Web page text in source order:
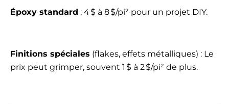
Époxy standard : 4 $ à 8 $/pi² pour un projet DIY.
Finitions spéciales (flakes, effets métalliques) : Le
prix peut grimper, souvent 1 $ à 2 $/pi² de plus.